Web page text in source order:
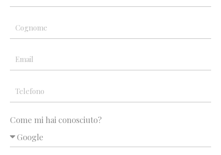
Come mi hai conosciuto?